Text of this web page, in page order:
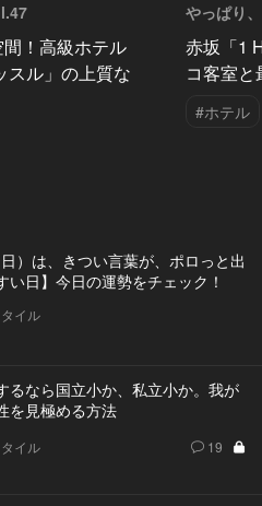
！高級ホテル
スル」の上質な
やっぱり
赤坂「1
コ客室
#ホテル
日）は、きつい言葉が、ポロっと出
い日】今日の運勢をチェック！
イル
るなら国立小か、私立小か。我が
を見極める方法
イル 19